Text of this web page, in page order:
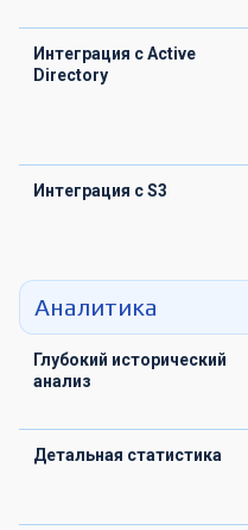
Интеграция с Active
Directory
Интеграция с S3
Аналитика
Глубокий исторический
анализ
Детальная статистика